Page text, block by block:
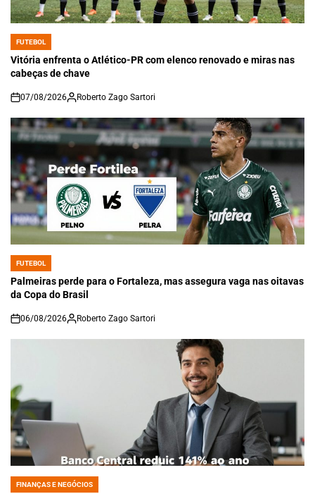
POSTED
IN
FUTEBOL
Vitória enfrenta o Atlético-PR com elenco renovado e miras nas
cabeças de chave
on
07/08/2026 Roberto Zago Sartori
POSTED
IN
FUTEBOL
Palmeiras perde para o Fortaleza, mas assegura vaga nas oitavas
da Copa do Brasil
on
06/08/2026 Roberto Zago Sartori
POSTED
FINANÇAS E NEGÓCIOS